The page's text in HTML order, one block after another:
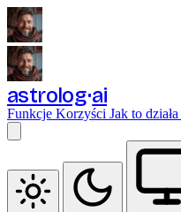
astrolog ai
Funkcje Korzyści Jak to działa